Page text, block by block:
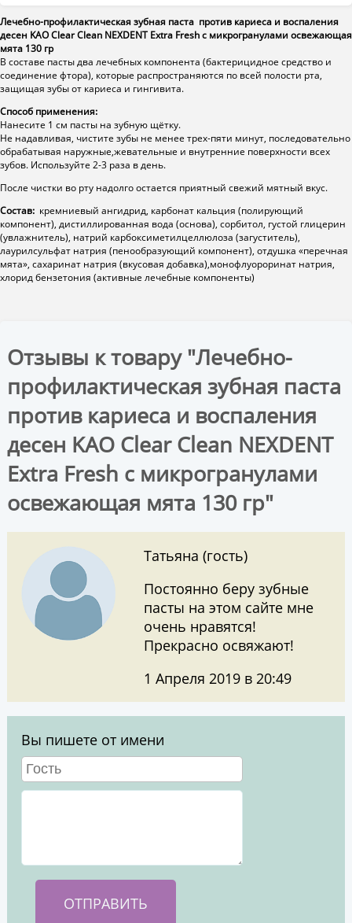
Лечебно-профилактическая зубная паста против кариеса и воспаления
десен KAO Clear Clean NEXDENT Extra Fresh с микрогранулами освежающая
мята 130 гр
В составе пасты два лечебных компонента (бактерицидное средство и
соединение фтора), которые распространяются по всей полости рта,
защищая зубы от кариеса и гингивита.
Способ применения:
Нанесите 1 см пасты на зубную щётку.
Не надавливая, чистите зубы не менее трех-пяти минут, последовательно
обрабатывая наружные,жевательные и внутренние поверхности всех
зубов. Используйте 2-3 раза в день.
После чистки во рту надолго остается приятный свежий мятный вкус.
Состав: кремниевый ангидрид, карбонат кальция (полирующий
компонент), дистиллированная вода (основа), сорбитол, густой глицерин
(увлажнитель), натрий карбоксиметилцеллюлоза (загуститель),
лаурилсульфат натрия (пенообразующий компонент), отдушка «перечная
мята», сахаринат натрия (вкусовая добавка),монофлуороринат натрия,
хлорид бензетония (активные лечебные компоненты)
Отзывы к товару "Лечебно-
профилактическая зубная паста
против кариеса и воспаления
десен KAO Clear Clean NEXDENT
Extra Fresh с микрогранулами
освежающая мята 130 гр"
Татьяна (гость)
Постоянно беру зубные
пасты на этом сайте мне
очень нравятся!
Прекрасно освяжают!
1 Апреля 2019 в 20:49
Вы пишете от имени